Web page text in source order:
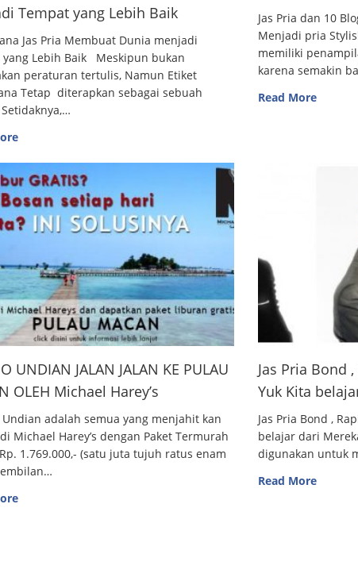
Tempat yang Lebih Baik
Jas Pria Membuat Dunia menjadi
yang Lebih Baik Meskipun bukan
peraturan tertulis, Namun Etiket
Tetap diterapkan sebagai sebuah
Jas Pria dan 10
Menjadi pria
memiliki
karena semakin
Read More
UNDIAN JALAN JALAN KE PULAU
OLEH Michael Harey’s
Undian adalah semua yang menjahit kan
Michael Harey’s dengan Paket Termurah
1.769.000,- (satu juta tujuh ratus enam
Jas Pria Bond
Yuk Kita
Jas Pria Bond ,
belajar dari
digunakan untuk
Read More